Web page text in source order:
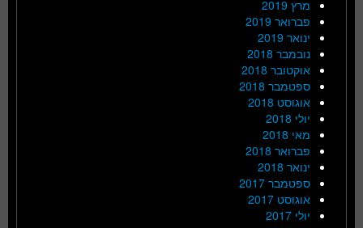
מרץ 2019
פברואר 2019
ינואר 2019
נובמבר 2018
אוקטובר 2018
ספטמבר 2018
אוגוסט 2018
יולי 2018
מאי 2018
פברואר 2018
ינואר 2018
ספטמבר 2017
אוגוסט 2017
יולי 2017